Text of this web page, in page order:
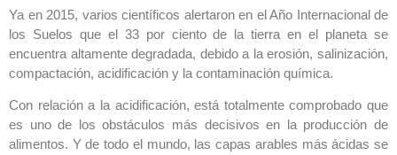
Ya en 2015, varios científicos alertaron en el Año Internacional de
los Suelos que el 33 por ciento de la tierra en el planeta se
encuentra altamente degradada, debido a la erosión, salinización,
compactación, acidificación y la contaminación química.
Con relación a la acidificación, está totalmente comprobado que
es uno de los obstáculos más decisivos en la producción de
alimentos. Y de todo el mundo, las capas arables más ácidas se